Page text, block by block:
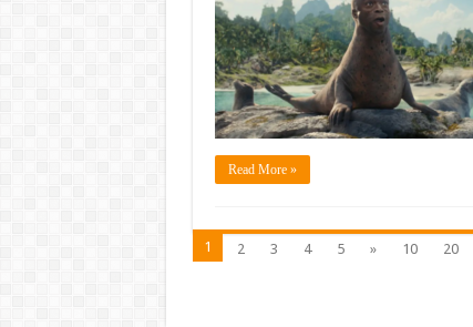
Read More »
1 2 3 4 5 » 10 20